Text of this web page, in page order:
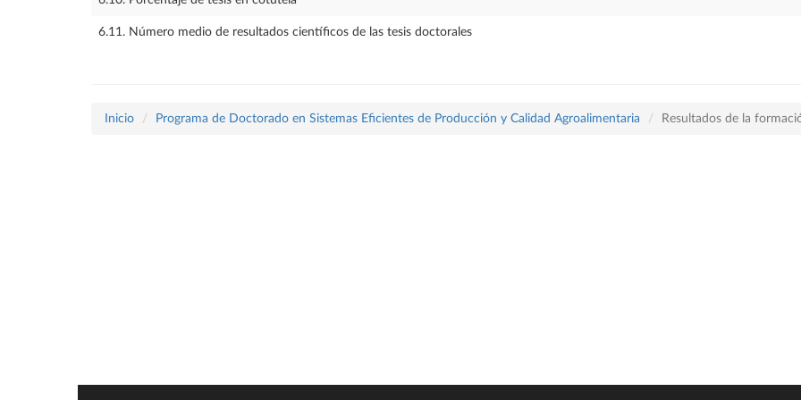
6.11. Número medio de resultados científicos de las tesis doctorales
Inicio Programa de Doctorado en Sistemas Eficientes de Producción y Calidad Agroalimentaria Resultados de la